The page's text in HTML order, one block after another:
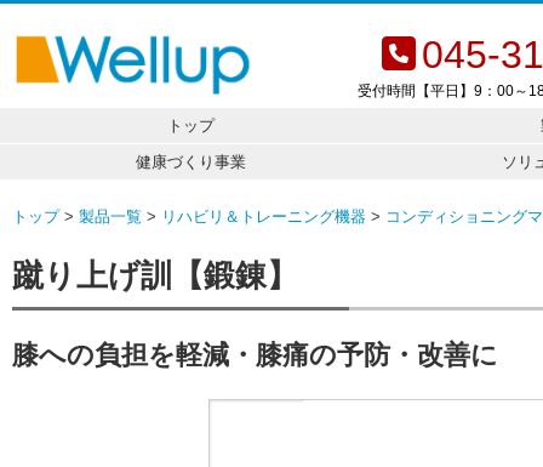
045-
受付時間【平日】9：00～
トップ
健康づくり事業
ソリ
トップ 製品一覧 リハビリ＆トレーニング機器 コンディショニング
蹴り上げ訓【鍛錬】
膝への負担を軽減・膝痛の予防・改善に